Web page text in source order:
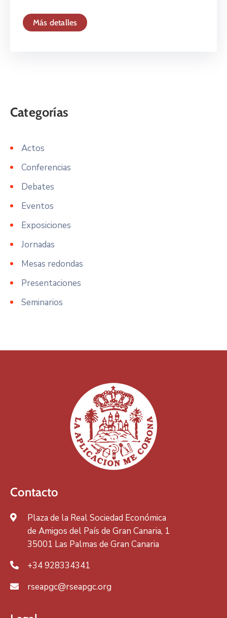
Más detalles
Actos
Conferencias
Debates
Eventos
Exposiciones
Jornadas
Mesas redondas
Presentaciones
Seminarios
Contacto
Plaza de la Real Sociedad Económica
de Amigos del País de Gran Canaria, 1
35001 Las Palmas de Gran Canaria
+34 928334341
rseapgc@rseapgc.org